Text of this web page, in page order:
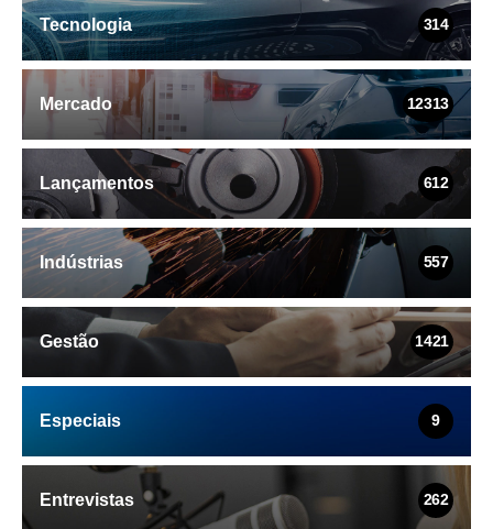
Tecnologia 314
Mercado 12313
Lançamentos 612
Indústrias 557
Gestão 1421
Especiais 9
Entrevistas 262